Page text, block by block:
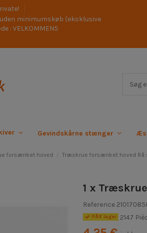
minimumskøb (eksklusive
: VELKOMMEN5
Gevindskårne stænger
forsænket hoved Træskrue forsænket hoved Rå
1 x
Reference
PÃ¥ lager 2147